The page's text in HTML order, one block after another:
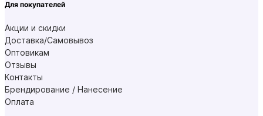
Для покупателей
Акции и скидки
Доставка/Самовывоз
Оптовикам
Отзывы
Контакты
Брендирование / Нанесение
Оплата